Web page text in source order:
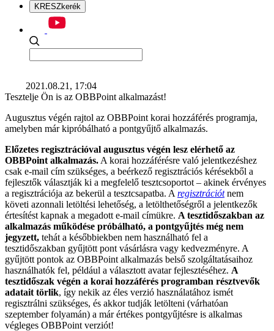
KRESZkerék
2021.08.21, 17:04
Tesztelje Ön is az OBBPoint alkalmazást!
Augusztus végén rajtol az OBBPoint korai hozzáférés programja,
amelyben már kipróbálható a pontgyűjtő alkalmazás.
Előzetes regisztrációval augusztus végén lesz elérhető az
OBBPoint alkalmazás. A korai hozzáférésre való jelentkezéshez
csak e-mail cím szükséges, a beérkező regisztrációs kérésekből a
fejlesztők választják ki a megfelelő tesztcsoportot – akinek érvényes
a regisztrációja az bekerül a tesztcsapatba. A regisztrációtnem
követi azonnali letöltési lehetőség, a letölthetőségről a jelentkezők
értesítést kapnak a megadott e-mail címükre. A tesztidőszakban az
alkalmazás működése próbálható, a pontgyűjtés még nem
jegyzett, tehát a későbbiekben nem használható fel a
tesztidőszakban gyűjtött pont vásárlásra vagy kedvezményre. A
gyűjtött pontok az OBBPoint alkalmazás belső szolgáltatásaihoz
használhatók fel, például a választott avatar fejlesztéséhez. A
tesztidőszak végén a korai hozzáférés programban résztvevők
adatait törlik, így nekik az éles verzió használatához ismét
regisztrálni szükséges, és akkor tudják letölteni (várhatóan
szeptember folyamán) a már értékes pontgyűjtésre is alkalmas
végleges OBBPoint verziót!